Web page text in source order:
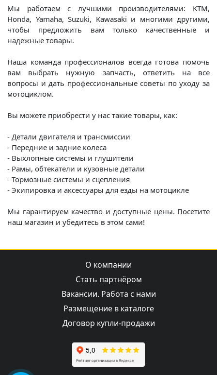
Мы работаем с лучшими производителями: KTM,
Honda, Yamaha, Suzuki, Kawasaki и многими другими,
чтобы предложить вам только качественные и
надежные товары.
Наша команда профессионалов всегда готова помочь
вам выбрать нужную запчасть, ответить на все
вопросы и дать профессиональные советы по уходу за
мотоциклом.
Вы можете приобрести у нас такие товары, как:
- Детали двигателя и трансмиссии
- Передние и задние колеса
- Выхлопные системы и глушители
- Рамы, обтекатели и кузовные детали
- Тормозные системы и сцепления
- Экипировка и аксессуары для езды на мотоцикле
Мы гарантируем качество и доступные цены. Посетите
наш магазин и убедитесь в этом сами!
О компании
Стать партнёром
Вакансии. Работа с нами
Размещение в каталоге
Договор купли-продажи